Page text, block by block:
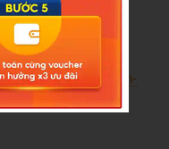
benh-vien-
nguy-hiem-lay-lan-